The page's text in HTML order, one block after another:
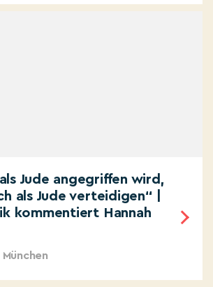
Jude angegriffen wird,
als Jude verteidigen“ |
kommentiert Hannah
München